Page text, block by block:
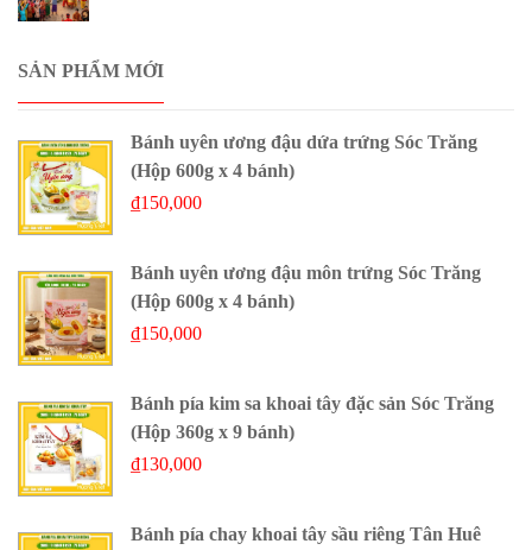
SẢN PHẨM MỚI
Bánh uyên ương đậu dứa trứng Sóc Trăng
(Hộp 600g x 4 bánh)
₫150,000
Bánh uyên ương đậu môn trứng Sóc Trăng
(Hộp 600g x 4 bánh)
₫150,000
Bánh pía kim sa khoai tây đặc sản Sóc Trăng
(Hộp 360g x 9 bánh)
₫130,000
Bánh pía chay khoai tây sầu riêng Tân Huê